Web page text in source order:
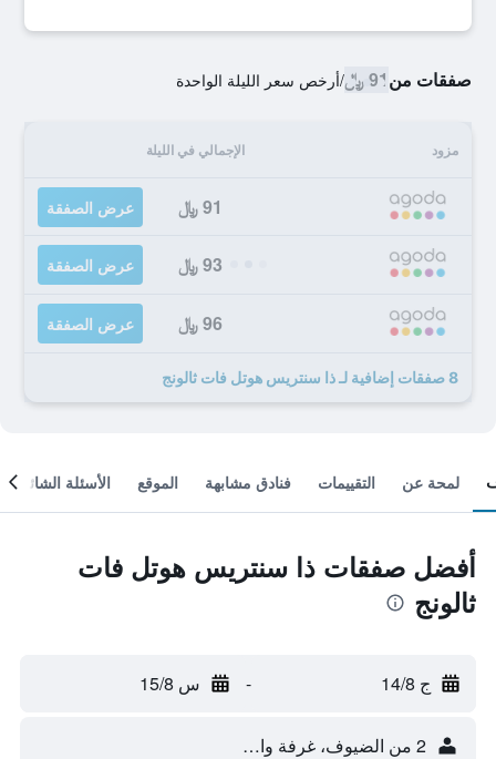
صفقات من91 ﷼ /أرخص سعر الليلة الواحدة
مزود الإجمالي في الليلة
91 ﷼ عرض الصفقة
93 ﷼ عرض الصفقة
96 ﷼ عرض الصفقة
8 صفقات إضافية لـ ذا سنتريس هوتل فات ثالونج
لمحة عن التقييمات فنادق مشابهة الموقع الأسئلة الشائعة
أفضل صفقات ذا سنتريس هوتل فات
ثالونج
ج 14/8 - س 15/8
2 من الضيوف، غرفة واحدة